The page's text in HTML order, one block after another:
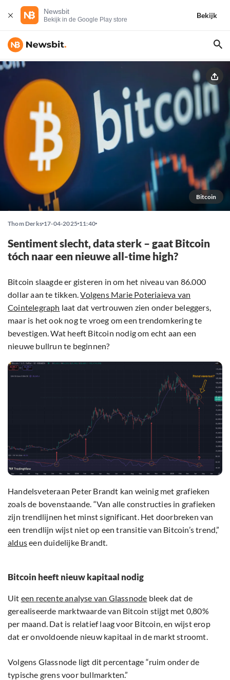
Newsbit
Bekijk in de Google Play store
Bekijk
Bitcoin
Thom Derks 17-04-2025 11:40
Sentiment slecht, data sterk – gaat Bitcoin
tóch naar een nieuwe all-time high?
Bitcoin slaagde er gisteren in om het niveau van 86.000
dollar aan te tikken.Volgens Marie Poteriaieva van
Cointelegraph laat dat vertrouwen zien onder beleggers,
maar is het ook nog te vroeg om een trendomkering te
bevestigen. Wat heeft Bitcoin nodig om echt aan een
nieuwe bullrun te beginnen?
Handelsveteraan Peter Brandt kan weinig met grafieken
zoals de bovenstaande. “Van alle constructies in grafieken
zijn trendlijnen het minst significant. Het doorbreken van
een trendlijn wijst niet op een transitie van Bitcoin’s trend,”
alduseen duidelijke Brandt.
Bitcoin heeft nieuw kapitaal nodig
Uit een recente analyse van Glassnode bleek dat de
gerealiseerde marktwaarde van Bitcoin stijgt met 0,80%
per maand. Dat is relatief laag voor Bitcoin, en wijst erop
dat er onvoldoende nieuw kapitaal in de markt stroomt.
Volgens Glassnode ligt dit percentage “ruim onder de
typische grens voor bullmarkten.”